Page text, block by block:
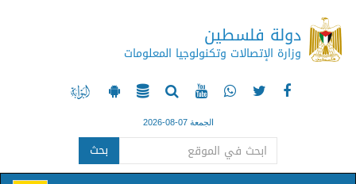
دولة فلسطين
وزارة الإتصالات وتكنولوجيا المعلومات
الجمعة 07-08-2026
بحث